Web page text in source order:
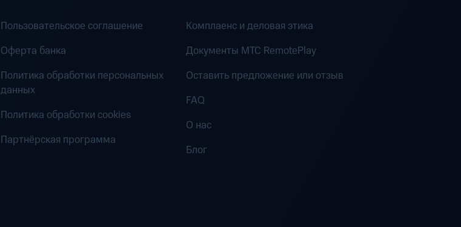
Пользовательское соглашение
Оферта банка
Политика обработки персональных
данных
Политика обработки cookies
Партнёрская программа
Комплаенс и деловая этика
Документы MTC RemotePlay
Оставить предложение или отзыв
FAQ
О нас
Блог